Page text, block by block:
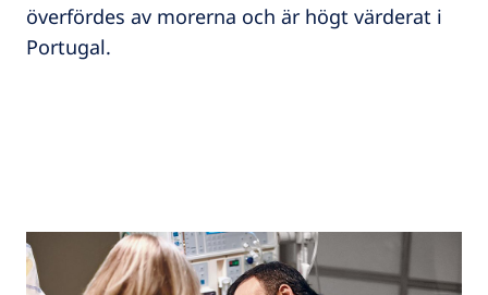
överfördes av morerna och är högt värderat i
Portugal.